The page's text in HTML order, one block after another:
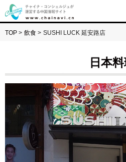
TOP > 飲食 > SUSHI LUCK 延安路店
日本